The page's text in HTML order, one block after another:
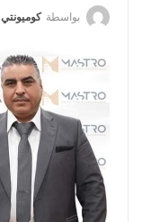
بواسطة كوميونتي